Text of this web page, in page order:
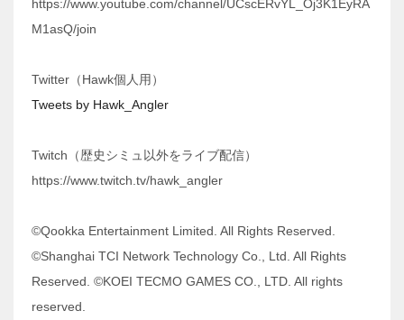
https://www.youtube.com/channel/UCscERvYL_Oj3K1EyRA
M1asQ/join
Twitter（Hawk個人用）
Tweets by Hawk_Angler
Twitch（歴史シミュ以外をライブ配信）
https://www.twitch.tv/hawk_angler
©Qookka Entertainment Limited. All Rights Reserved.
©Shanghai TCI Network Technology Co., Ltd. All Rights
Reserved. ©KOEI TECMO GAMES CO., LTD. All rights
reserved.